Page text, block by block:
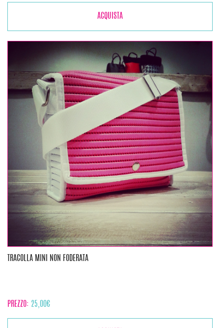
ACQUISTA
TRACOLLA MINI NON FODERATA
PREZZO: 25,00€